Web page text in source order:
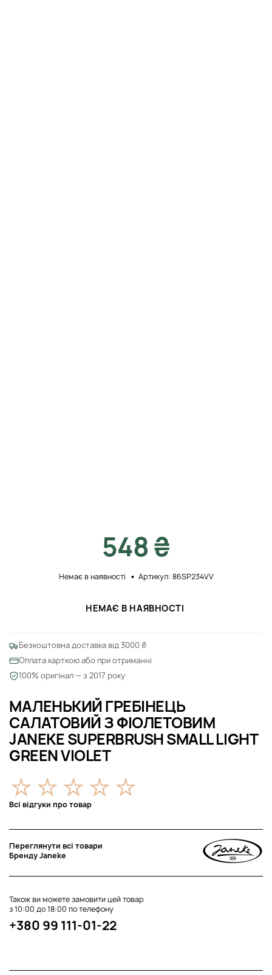
МАЛЕНЬКИЙ ГРЕБІНЕЦЬ
САЛАТОВИЙ З ФІОЛЕТОВИМ
JANEKE SUPERBRUSH SMALL LIGHT
GREEN VIOLET
Всі відгуки про товар
Переглянути всі товари
Бренду Janeke
Також ви можете замовити цей товар
з 10:00 до 18:00 по телефону
+380 99 111-01-22
548 ₴
Немає в наявності Артикул: 86SP234VV
НЕМАЄ В НАЯВНОСТІ
Безкоштовна доставка від 3000 ₴
Оплата карткою або при отриманні
100% оригінал — з 2017 року